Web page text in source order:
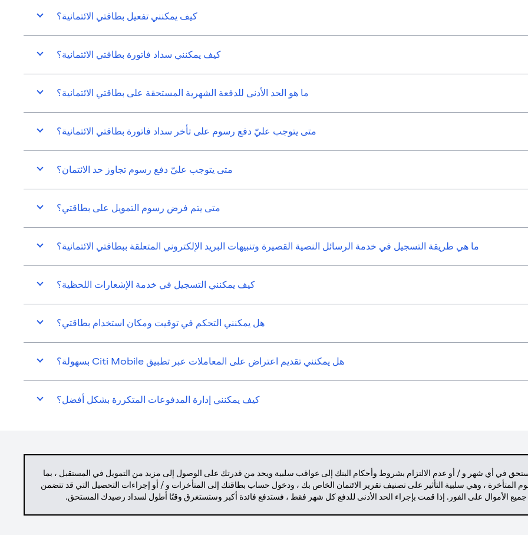
كيف يمكنني تفعيل بطاقتي الائتمانية؟
كيف يمكنني سداد فاتورة بطاقتي الائتمانية؟
ما هو الحد الأدنى للدفعة الشهرية المستحقة على بطاقتي الائتمانية؟
متى يتوجب عليّ دفع رسوم على تأخر سداد فاتورة بطاقتي الائتمانية؟
متى يتوجب عليّ دفع رسوم تجاوز حد الائتمان؟
متى يتم فرض رسوم التمويل على بطاقتي؟
ما هي طريقة التسجيل في خدمة الرسائل النصية القصيرة وتنبيهات البريد الإلكتروني المتعلقة ببطاقتي الائتمانية؟
كيف يمكنني التسجيل في خدمة الإشعارات اللحظية؟
هل يمكنني التحكم في توقيت ومكان استخدام بطاقتي؟
هل يمكنني تقديم اعتراض على المعاملات عبر تطبيق Citi Mobile بسهولة؟
كيف يمكنني إدارة المدفوعات المتكررة بشكل أفضل؟
في أي شهر و / أو عدم الالتزام بشروط وأحكام البنك إلى عواقب سلبية ويحد من قدرتك على الوصول إلى مزيد من التمويل في المستقبل ، بما
المتأخرة ، وهي سلبية التأثير على تصنيف تقرير الائتمان الخاص بك ، ودخول حساب بطاقتك إلى المتأخرات و / أو إجراءات التحصيل التي قد تتضمن
الأموال على الفور. إذا قمت بإجراء الحد الأدنى للدفع كل شهر فقط ، فستدفع فائدة أكبر وستستغرق وقتًا أطول لسداد رصيدك المستحق.